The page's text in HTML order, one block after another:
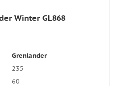
Winter GL868
Grenlander
235
60